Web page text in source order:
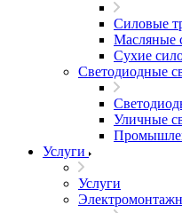
Силовые
Масляные
Сухие
Светодиодные
Уличные
Услуги
Услуги